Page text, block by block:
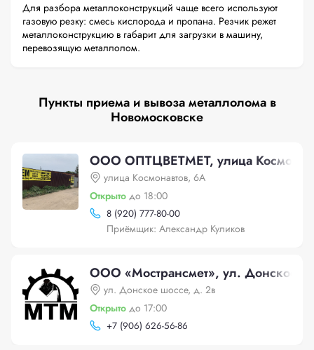
Для разбора металлоконструкций чаще всего используют
газовую резку: смесь кислорода и пропана. Резчик режет
металлоконструкцию в габарит для загрузки в машину,
перевозящую металлолом.
Пункты приема и вывоза металлолома в
Новомосковске
ООО ОПТЦВЕТМЕТ, улица
улица Космонавтов, 6А
Открыто до 18:00
8 (920) 777-80-00
Приёмщик: Александр Куликов
ООО «Мострансмет», ул. Донское
ул. Донское шоссе, д. 2в
Открыто до 17:00
+7 (906) 626-56-86